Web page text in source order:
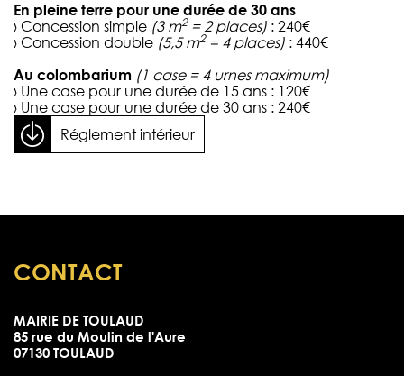
En pleine terre pour une durée de 30 ans
› Concession simple (3 m2= 2 places) : 240€
› Concession double (5,5 m2= 4 places) : 440€
Au colombarium (1 case = 4 urnes maximum)
› Une case pour une durée de 15 ans : 120€
› Une case pour une durée de 30 ans : 240€
Réglement intérieur
CONTACT
MAIRIE DE TOULAUD
85 rue du Moulin de l'Aure
07130 TOULAUD